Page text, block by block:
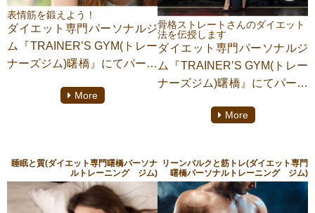
を願っております。
を上げてダイエット効果を上
げる方法が温泉に入ることで
す。温泉の効能や正しい入り
方などお話していきます。ぜ
ひ、最後までお付き合い下さ
い。一人でも多くの方にこの
記事がお役に立つことを願っ
表情筋を鍛えよう！
ダイエット専門パーソナルジ
ム『TRAINER’S GYM(トレー
ナーズジム)曙橋』にてパーソ
ます【助政桂多】がご紹介い
んふと自分の顔を鏡で見た時
に、「老けてきたかも？」
「暗い表情しているな」と感
More
骨格ストレートさんのダイエット
法を伝授します
ダイエット専門パーソナルジ
ム『TRAINER’S GYM(トレー
ナーズジム)曙橋』にてパーソ
ます【助政桂多】がご紹介い
さんはご自身の骨格について
考えたことはありますか。今
話題の骨格ストレート方向け
More
睡眠と質(ダイエット専門曙橋パーソナ
ルトレーニング ジム)
リーンバルクと筋トレ(ダイエット専門
曙橋パーソナルトレーニング ジム)